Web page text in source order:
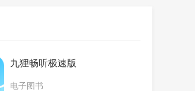
九狸畅听极速版
电子图书